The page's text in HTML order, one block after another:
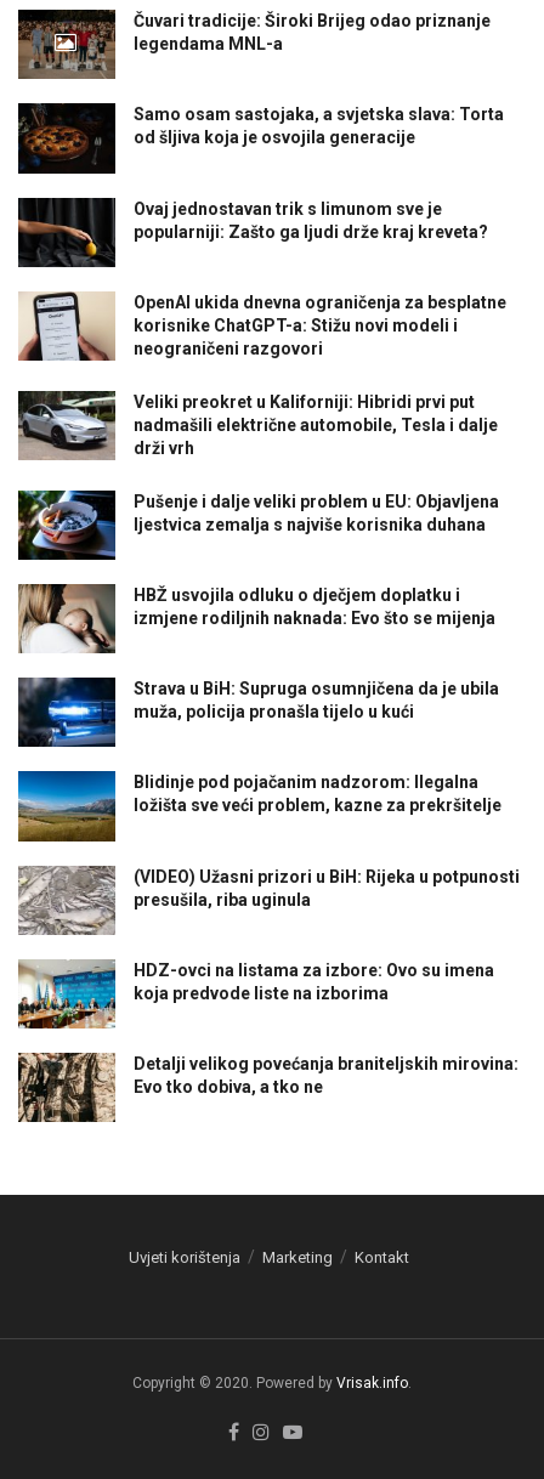
Čuvari tradicije: Široki Brijeg odao priznanje
legendama MNL-a
Samo osam sastojaka, a svjetska slava: Torta
od šljiva koja je osvojila generacije
Ovaj jednostavan trik s limunom sve je
popularniji: Zašto ga ljudi drže kraj kreveta?
OpenAI ukida dnevna ograničenja za besplatne
korisnike ChatGPT-a: Stižu novi modeli i
neograničeni razgovori
Veliki preokret u Kaliforniji: Hibridi prvi put
nadmašili električne automobile, Tesla i dalje
drži vrh
Pušenje i dalje veliki problem u EU: Objavljena
ljestvica zemalja s najviše korisnika duhana
HBŽ usvojila odluku o dječjem doplatku i
izmjene rodiljnih naknada: Evo što se mijenja
Strava u BiH: Supruga osumnjičena da je ubila
muža, policija pronašla tijelo u kući
Blidinje pod pojačanim nadzorom: Ilegalna
ložišta sve veći problem, kazne za prekršitelje
(VIDEO) Užasni prizori u BiH: Rijeka u potpunosti
presušila, riba uginula
HDZ-ovci na listama za izbore: Ovo su imena
koja predvode liste na izborima
Detalji velikog povećanja braniteljskih mirovina:
Evo tko dobiva, a tko ne
Uvjeti korištenja Marketing Kontakt
Copyright © 2020. Powered by Vrisak.info.